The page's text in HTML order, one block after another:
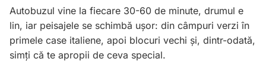
Autobuzul vine la fiecare 30-60 de minute, drumul e
lin, iar peisajele se schimbă ușor: din câmpuri verzi în
primele case italiene, apoi blocuri vechi și, dintr-odată,
simți că te apropii de ceva special.